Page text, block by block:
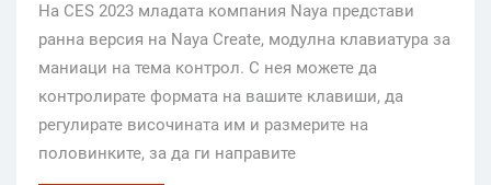
На CES 2023 младата компания Naya представи
ранна версия на Naya Create, модулна клавиатура за
маниаци на тема контрол. С нея можете да
контролирате формата на вашите клавиши, да
регулирате височината им и размерите на
половинките, за да ги направите